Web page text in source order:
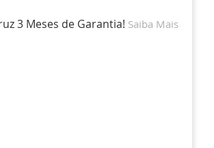
3 Meses de Garantia! Saiba Mais